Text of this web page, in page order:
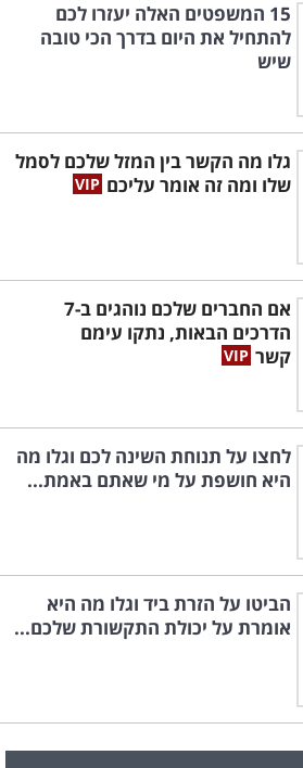
15 המשפטים האלה יעזרו לכם
להתחיל את היום בדרך הכי טובה
שיש
גלו מה הקשר בין המזל שלכם לסמל
שלו ומה זה אומר עליכם
אם החברים שלכם נוהגים ב-7
הדרכים הבאות, נתקו עימם
קשר
לחצו על תנוחת השינה לכם וגלו מה
היא חושפת על מי שאתם באמת...
הביטו על הזרת ביד וגלו מה היא
אומרת על יכולת התקשורת שלכם...